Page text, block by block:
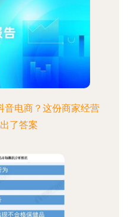
音电商？这份商家经营
了答案